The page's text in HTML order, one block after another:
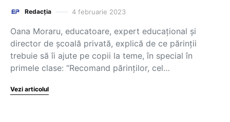
Redacția 4 februarie 2023
Oana Moraru, educatoare, expert educațional și
director de școală privată, explică de ce părinții
trebuie să îi ajute pe copii la teme, în special în
primele clase: “Recomand părinților, cel…
Vezi articolul